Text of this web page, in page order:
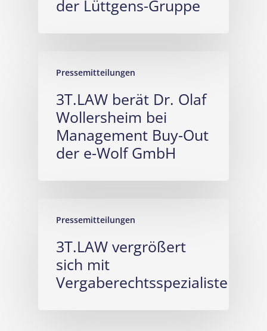
der Lüttgens-Gruppe
Pressemitteilungen
3T.LAW berät Dr. Olaf
Wollersheim bei
Management Buy-Out
der e-Wolf GmbH
Pressemitteilungen
3T.LAW vergrößert
sich mit
Vergaberechtsspezialisten